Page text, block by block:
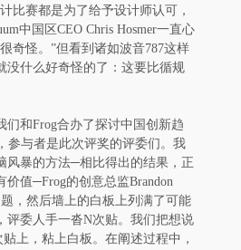
比赛都是为了给予设计师认可，
中国区CEO Chris Hosmer一直心
奇怪。”但看到诸如波音787这样
没什么好奇怪的了：这要比循规
们和Frog合办了探讨中国创新趋
参与者是此次评奖的评委们。我
风暴的方法─相比得出的结果，正
价值─Frog的创意总监Brandon
，然后墙上的白板上列满了可能
评委人手一沓N次贴。我们把想说
上，粘上白板。在阐述过程中，